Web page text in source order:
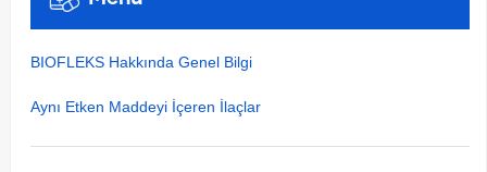
BIOFLEKS Hakkında Genel Bilgi
Aynı Etken Maddeyi İçeren İlaçlar